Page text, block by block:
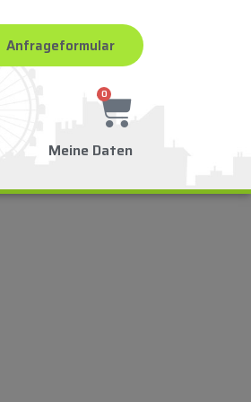
Anfrageformular
0
Meine Daten